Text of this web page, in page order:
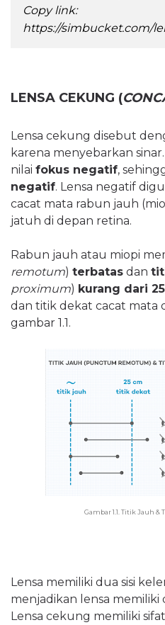
Copy link:
https://simbucket.com/
LENSA CEKUNG (
Lensa cekung disebut
karena menyebarkan
nilai fokus negatif,
negatif. Lensa negatif
cacat mata rabun jauh
jatuh di depan retina.
Rabun jauh atau miopi
remotum) terbatas dan
proximum) kurang dari
dan titik dekat cacat mata
gambar 1.1.
Gambar 1.1. Titik Jauh &
Lensa memiliki dua sisi
menjadikan lensa memiliki
Lensa cekung memiliki